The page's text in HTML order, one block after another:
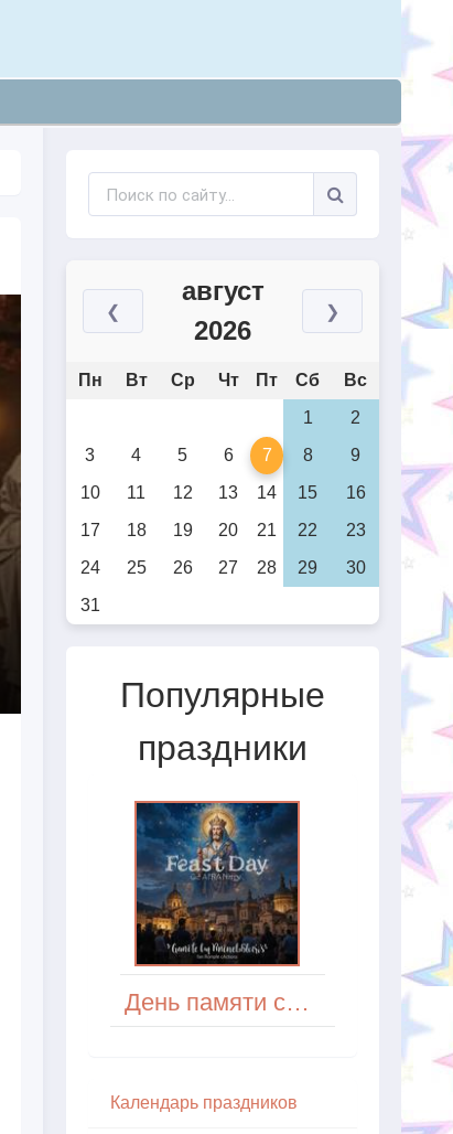
❮
август
2026
❯
Пн Вт Ср Чт Пт Сб
Вс
1
2
3
4 5 6 7 8
9
10
11 12 13 14 15
16
17
18 19 20 21 22
23
24
25 26 27 28 29
30
31
Популярные
праздники
День памяти святителя Кирилла, архиепископа Иерусалимского
Кaлeндapь пpaздникoв